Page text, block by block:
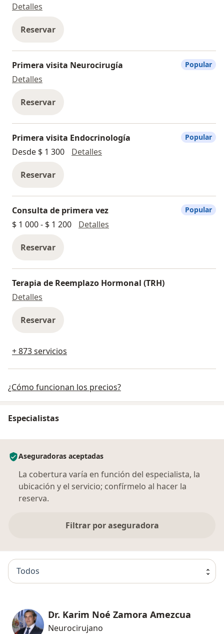
Detalles
Reservar
Primera visita Neurocirugía
Detalles
Reservar
Popular
Primera visita Endocrinología
Desde $ 1 300
Detalles
Reservar
Popular
Consulta de primera vez
$ 1 000 - $ 1 200
Detalles
Reservar
Popular
Terapia de Reemplazo Hormonal (TRH)
Detalles
Reservar
+ 873 servicios
¿Cómo funcionan los precios?
Especialistas
Aseguradoras aceptadas
La cobertura varía en función del especialista, la
ubicación y el servicio; confírmelo al hacer la
reserva.
Filtrar por aseguradora
Todos
Dr. Karim Noé Zamora Amezcua
Neurocirujano